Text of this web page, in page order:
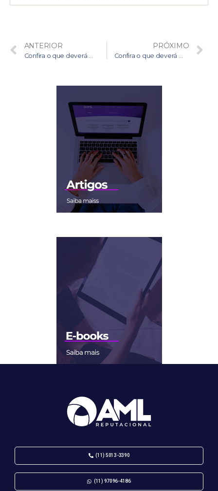
ANTERIOR
Confira o que deverá mudar após a publicação da nova circular da Susep sobre PLD-FT – Parte 1
PRÓXIMO
Confira o que deverá mudar após a publicação da nova circular da Susep sobre PLD-FT – Parte 3
(11) 5013-3390
(11) 97096-4186